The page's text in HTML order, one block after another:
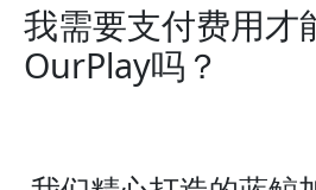
我需要支付费用才
OurPlay吗？